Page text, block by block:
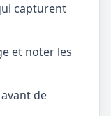
capturent
et noter les
de